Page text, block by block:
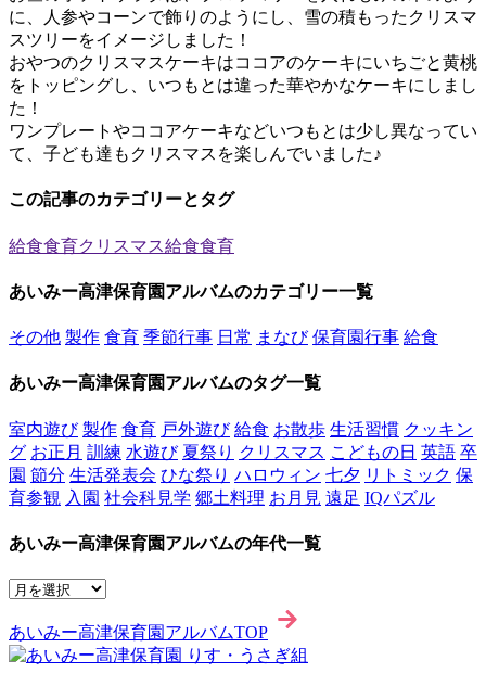
に、人参やコーンで飾りのようにし、雪の積もったクリスマ
スツリーをイメージしました！
おやつのクリスマスケーキはココアのケーキにいちごと黄桃
をトッピングし、いつもとは違った華やかなケーキにしまし
た！
ワンプレートやココアケーキなどいつもとは少し異なってい
て、子ども達もクリスマスを楽しんでいました♪
この記事のカテゴリーとタグ
給食食育クリスマス給食食育
あいみー高津保育園アルバムのカテゴリー一覧
その他 製作 食育 季節行事 日常 まなび 保育園行事 給食
あいみー高津保育園アルバムのタグ一覧
室内遊び 製作 食育 戸外遊び 給食 お散歩 生活習慣 クッキン
グ お正月 訓練 水遊び 夏祭り クリスマス こどもの日 英語 卒
園 節分 生活発表会 ひな祭り ハロウィン 七夕 リトミック 保
育参観 入園 社会科見学 郷土料理 お月見 遠足 IQパズル
あいみー高津保育園アルバムの年代一覧
あいみー高津保育園アルバムTOP